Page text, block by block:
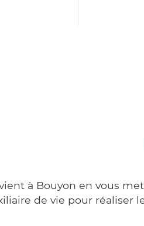
à Bouyon en vous
de vie pour réaliser